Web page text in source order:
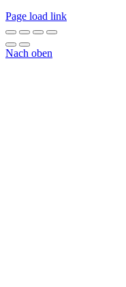
Page load link
Nach oben